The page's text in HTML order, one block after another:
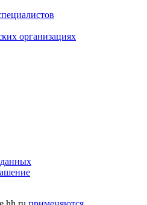
организациях